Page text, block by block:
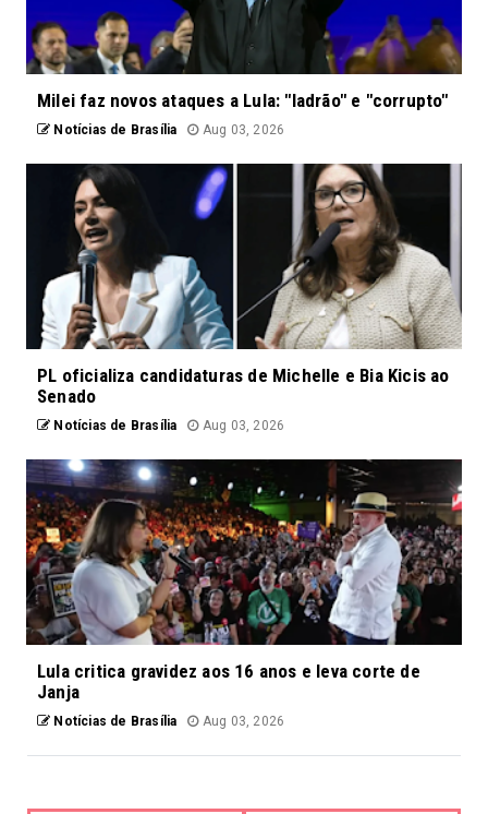
Milei faz novos ataques a Lula: "ladrão" e "corrupto"
Notícias de Brasília Aug 03, 2026
PL oficializa candidaturas de Michelle e Bia Kicis ao
Senado
Notícias de Brasília Aug 03, 2026
Lula critica gravidez aos 16 anos e leva corte de
Janja
Notícias de Brasília Aug 03, 2026